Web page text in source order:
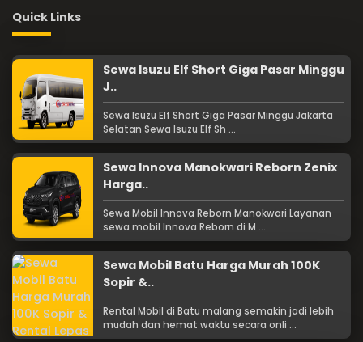
Quick Links
Sewa Isuzu Elf Short Giga Pasar Minggu
J..
Sewa Isuzu Elf Short Giga Pasar Minggu Jakarta
Selatan Sewa Isuzu Elf Sh ...
Sewa Innova Manokwari Reborn Zenix
Harga..
Sewa Mobil Innova Reborn Manokwari Layanan
sewa mobil Innova Reborn di M ...
Sewa Mobil Batu Harga Murah 100K
Sopir &..
Rental Mobil di Batu malang semakin jadi lebih
mudah dan hemat waktu secara onli ...